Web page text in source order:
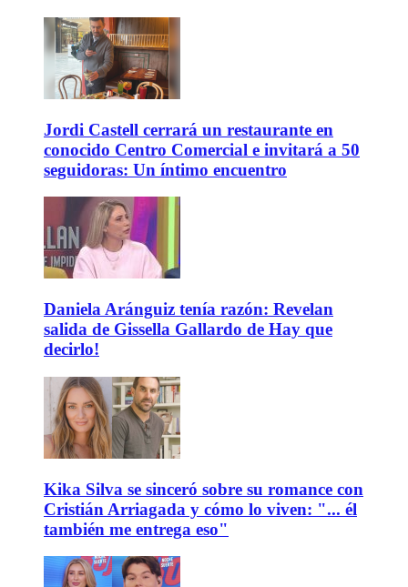
Jordi Castell cerrará un restaurante en
conocido Centro Comercial e invitará a 50
seguidoras: Un íntimo encuentro
Daniela Aránguiz tenía razón: Revelan
salida de Gissella Gallardo de Hay que
decirlo!
Kika Silva se sinceró sobre su romance con
Cristián Arriagada y cómo lo viven: "... él
también me entrega eso"